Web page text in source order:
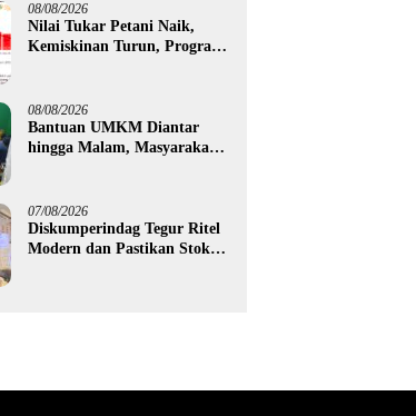
08/08/2026
Nilai Tukar Petani Naik,
Kemiskinan Turun, Program
08/08/2026
Bantuan UMKM Diantar
hingga Malam, Masyarakat
07/08/2026
Diskumperindag Tegur Ritel
Modern dan Pastikan Stok